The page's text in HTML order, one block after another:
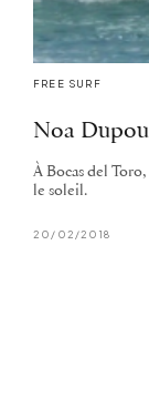
FREE SURF
Noa
À Bocas del
le soleil.
20/02/2018